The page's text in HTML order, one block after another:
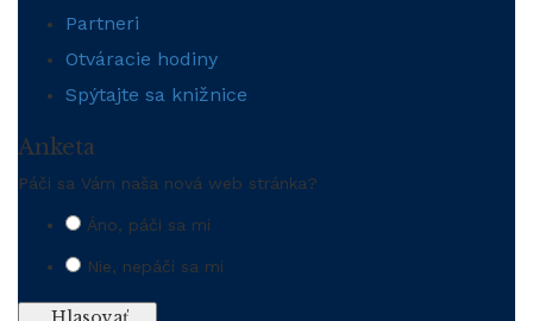
Partneri
Otváracie hodiny
Spýtajte sa knižnice
Anketa
Páči sa Vám naša nová web stránka?
Áno, páči sa mi
Nie, nepáči sa mi